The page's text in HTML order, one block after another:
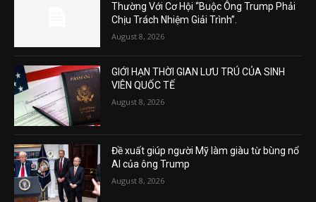
Thường Với Cơ Hội “Buộc Ông Trump Phải
Chịu Trách Nhiệm Giải Trình”.
August 8, 2026
GIỚI HẠN THỜI GIAN LƯU TRÚ CỦA SINH
VIÊN QUỐC TẾ
August 8, 2026
Đề xuất giúp người Mỹ làm giàu từ bùng nổ
AI của ông Trump
August 8, 2026